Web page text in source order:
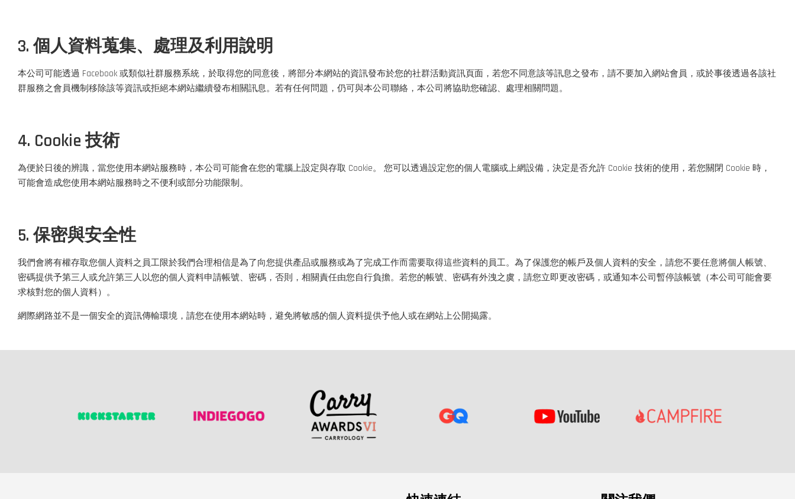
3. 個人資料蒐集、處理及利用說明
本公司可能透過 Facebook 或類似社群服務系統，於取得您的同意後，將部分本網站的資訊發布於您的社群活動資訊頁面，若您不同意該等訊息之發布，請不要加入網站會員，或於事後透過各該社
群服務之會員機制移除該等資訊或拒絕本網站繼續發布相關訊息。若有任何問題，仍可與本公司聯絡，本公司將協助您確認、處理相關問題。
4. Cookie 技術
為便於日後的辨識，當您使用本網站服務時，本公司可能會在您的電腦上設定與存取 Cookie。 您可以透過設定您的個人電腦或上網設備，決定是否允許 Cookie 技術的使用，若您關閉 Cookie 時，
可能會造成您使用本網站服務時之不便利或部分功能限制。
5. 保密與安全性
我們會將有權存取您個人資料之員工限於我們合理相信是為了向您提供產品或服務或為了完成工作而需要取得這些資料的員工。為了保護您的帳戶及個人資料的安全，請您不要任意將個人帳號、
密碼提供予第三人或允許第三人以您的個人資料申請帳號、密碼，否則，相關責任由您自行負擔。若您的帳號、密碼有外洩之虞，請您立即更改密碼，或通知本公司暫停該帳號（本公司可能會要
求核對您的個人資料）。
網際網路並不是一個安全的資訊傳輸環境，請您在使用本網站時，避免將敏感的個人資料提供予他人或在網站上公開揭露。